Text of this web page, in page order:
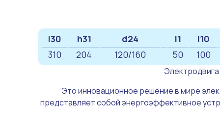
l30 h31 d24 l1 l10
310
204 120/160 50 100
Это инновационное решение в мире
представляет собой энергоэффективное